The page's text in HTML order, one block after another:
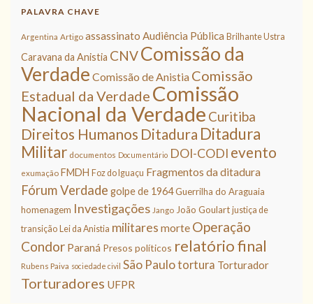
PALAVRA CHAVE
Argentina Artigo assassinato Audiência Pública Brilhante Ustra
Caravana da Anistia CNVComissão da
Verdade Comissão de Anistia Comissão
Estadual da Verdade Comissão
Nacional da Verdade Curitiba
Direitos Humanos Ditadura Ditadura
Militar documentos Documentário DOI-CODI evento
exumação FMDH Foz do Iguaçu Fragmentos da ditadura
Fórum Verdade golpe de 1964Guerrilha do Araguaia
homenagem Investigações Jango João Goulart justiça de
transição
Lei da Anistia militares morte Operação
Condor Paraná Presos políticos relatório final
Rubens Paiva sociedade civil São Paulotortura Torturador
Torturadores UFPR